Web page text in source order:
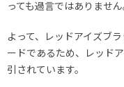
っても過言ではありません
よって、レッドアイズブ
ードであるため、レッド
引されています。